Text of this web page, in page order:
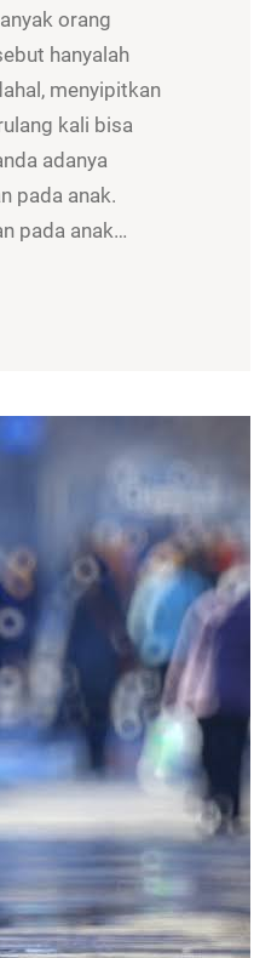
orang
hanyalah
menyipitkan
kali bisa
adanya
pada anak.
pada anak…